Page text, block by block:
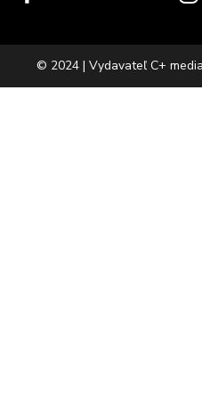
© 2024 | Vydavateľ C+